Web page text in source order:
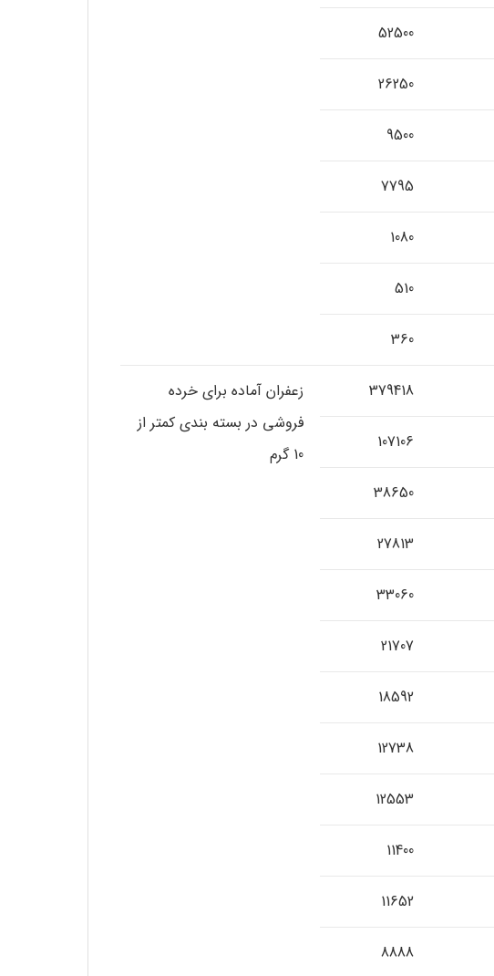
52500
26250
9500
7795
1080
510
360
379418
زعفران آماده برای خرده
فروشی در بسته بندی کمتر از
10 گرم
107106
38650
27813
33060
21707
18592
12738
12553
11400
11652
8888